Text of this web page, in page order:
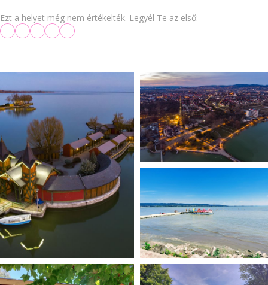
Ezt a helyet még nem értékelték. Legyél Te az első: